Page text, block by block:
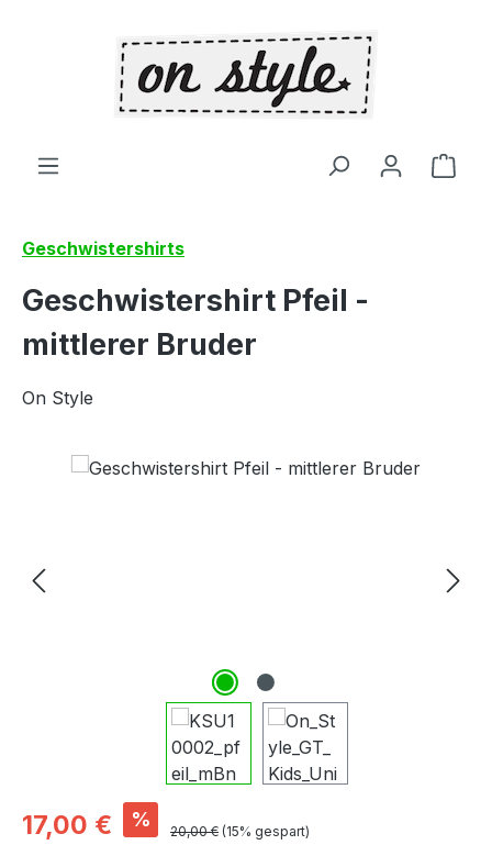
Geschwistershirts
Geschwistershirt Pfeil -
mittlerer Bruder
On Style
Bildergalerie überspringen
Verkaufspreis:
17,00 € % Regulärer Preis:
20,00 € (15% gespart)